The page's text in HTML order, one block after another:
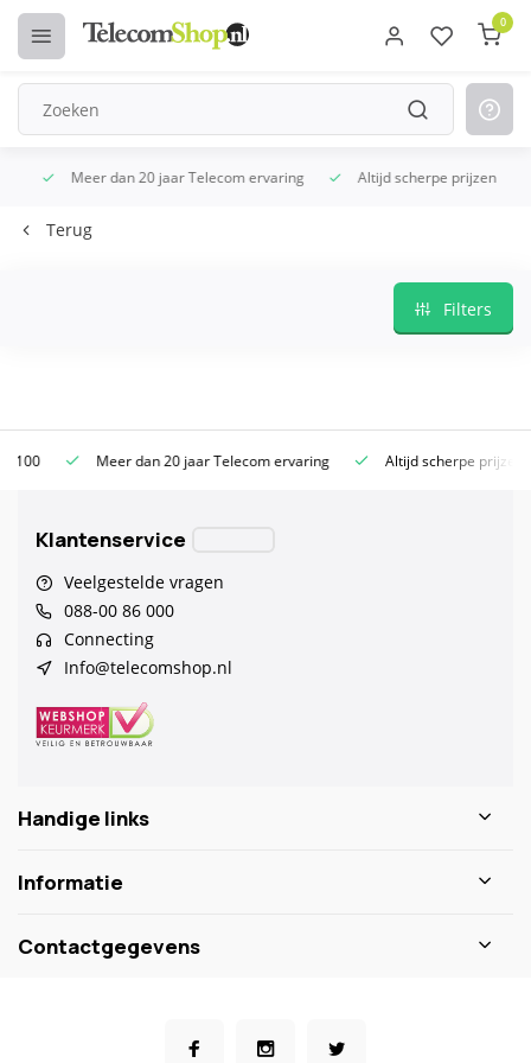
0
Meer dan 20 jaar Telecom ervaring Altijd scherpe prijzen
Terug
Filters
Meer dan 20 jaar Telecom ervaring Altijd scherpe prijzen
Klantenservice
Veelgestelde vragen
088-00 86 000
Connecting
Info@telecomshop.nl
Handige links
Informatie
Contactgegevens